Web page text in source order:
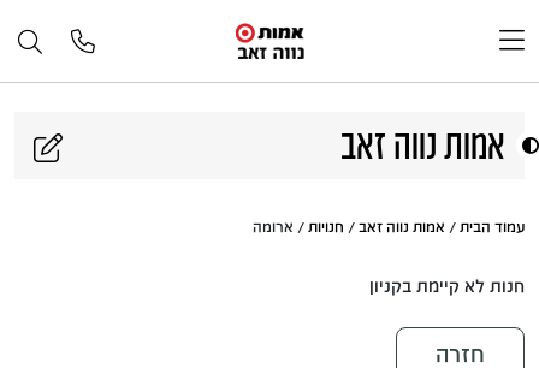
אמות נווה זאב
עמוד הבית / אמות נווה זאב / חנויות / ארומה
חנות לא קיימת בקניון
חזרה